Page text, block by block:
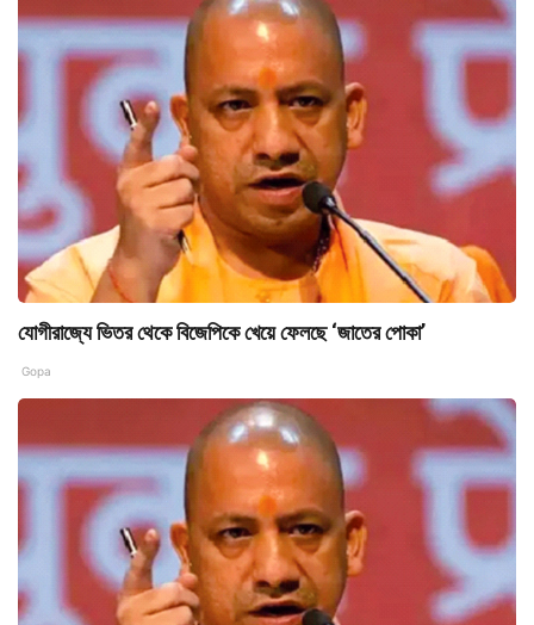
যোগীরাজ্যে ভিতর থেকে বিজেপিকে খেয়ে ফেলছে ‘জাতের পোকা’
Gopa